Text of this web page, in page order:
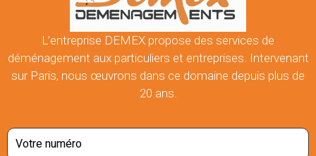
L’entreprise DEMEX propose des services de
déménagement aux particuliers et entreprises. Intervenant
sur Paris, nous œuvrons dans ce domaine depuis plus de
20 ans.